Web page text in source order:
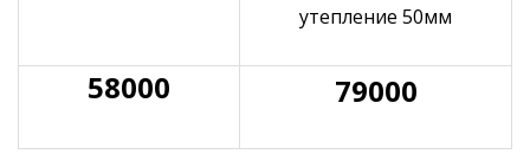
утепление 50мм
58000 79000